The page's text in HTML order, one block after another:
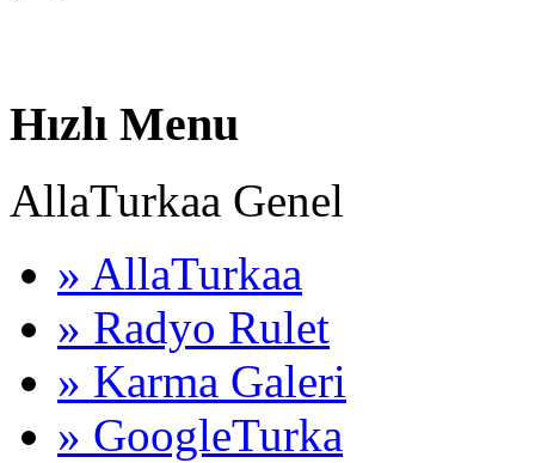
Hızlı Menu
AllaTurkaa Genel
» AllaTurkaa
» Radyo Rulet
» Karma Galeri
» GoogleTurka